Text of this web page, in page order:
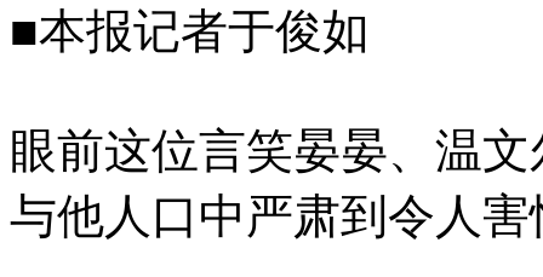
■本报记者于俊如
眼前这位言笑晏晏、温
与他人口中严肃到令人